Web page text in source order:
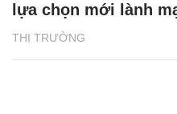
THỊ TRƯỜNG
lựa chọn mới lành